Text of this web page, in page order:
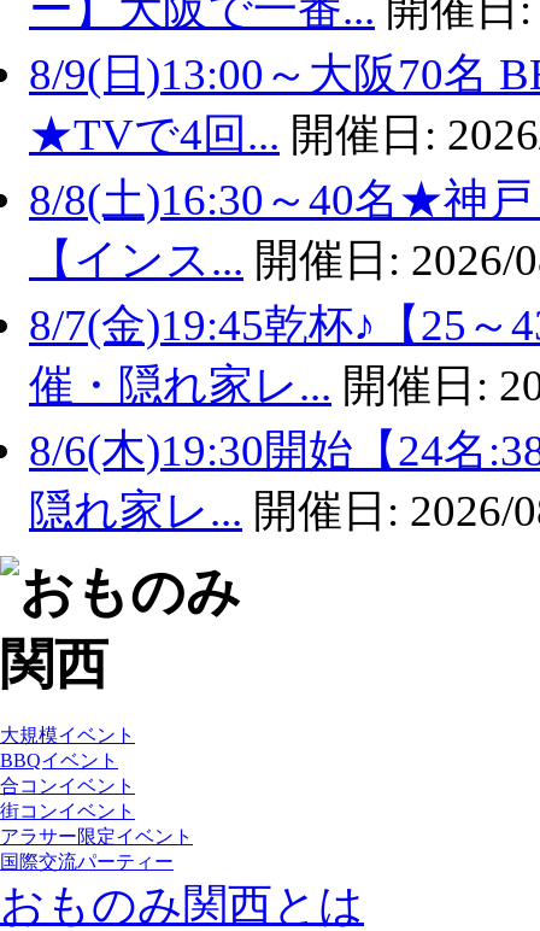
8/9(日)13:00～大阪70名
★TVで4回... 開催日:
8/8(土)16:30～40名★神
【インス... 開催日: 2026/
8/7(金)19:45乾杯♪【25
催・隠れ家レ... 開催日:
8/6(木)19:30開始【24名
隠れ家レ... 開催日: 2026/
大規模イベント
BBQイベント
合コンイベント
街コンイベント
アラサー限定イベント
国際交流パーティー
おものみ関西とは